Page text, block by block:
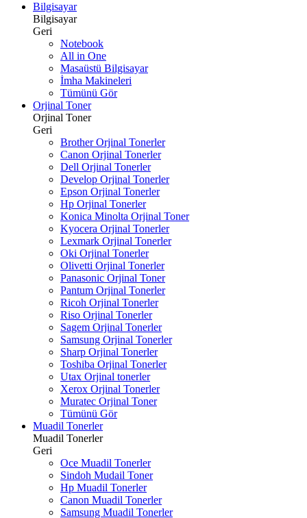
Bilgisayar
Bilgisayar
Geri
Notebook
All in One
Masaüstü Bilgisayar
İmha Makineleri
Tümünü Gör
Orjinal Toner
Orjinal Toner
Geri
Brother Orjinal Tonerler
Canon Orjinal Tonerler
Dell Orjinal Tonerler
Develop Orjinal Tonerler
Epson Orjinal Tonerler
Hp Orjinal Tonerler
Konica Minolta Orjinal Toner
Kyocera Orjinal Tonerler
Lexmark Orjinal Tonerler
Oki Orjinal Tonerler
Olivetti Orjinal Tonerler
Panasonic Orjinal Toner
Pantum Orjinal Tonerler
Ricoh Orjinal Tonerler
Riso Orjinal Tonerler
Sagem Orjinal Tonerler
Samsung Orjinal Tonerler
Sharp Orjinal Tonerler
Toshiba Orjinal Tonerler
Utax Orjinal tonerler
Xerox Orjinal Tonerler
Muratec Orjinal Toner
Tümünü Gör
Muadil Tonerler
Muadil Tonerler
Geri
Oce Muadil Tonerler
Sindoh Mudail Toner
Hp Muadil Tonerler
Canon Muadil Tonerler
Samsung Muadil Tonerler